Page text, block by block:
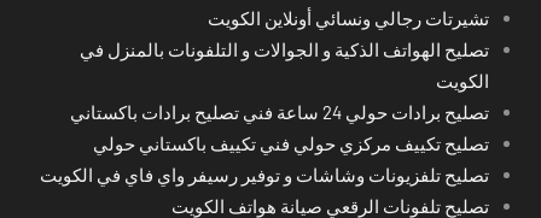
تشيرتات رجالي ونسائي أونلاين الكويت
تصليح الهواتف الذكية و الجوالات و التلفونات بالمنزل في
الكويت
تصليح برادات حولي 24 ساعة فني تصليح برادات باكستاني
تصليح تكييف مركزي حولي فني تكييف باكستاني حولي
تصليح تلفزيونات وشاشات و توفير رسيفر واي فاي في الكويت
تصليح تلفونات الرقعي صيانة هواتف الكويت